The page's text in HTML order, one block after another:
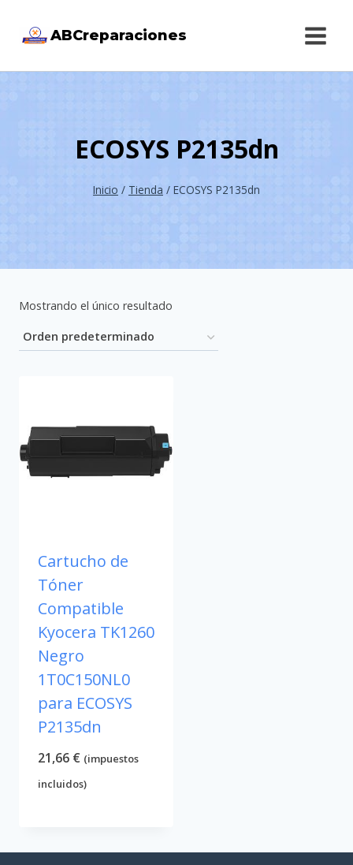
ABCreparaciones
ECOSYS P2135dn
Inicio / Tienda / ECOSYS P2135dn
Mostrando el único resultado
Cartucho de
Tóner
Compatible
Kyocera TK1260
Negro
1T0C150NL0
para ECOSYS
P2135dn
21,66 € (impuestos
incluidos)